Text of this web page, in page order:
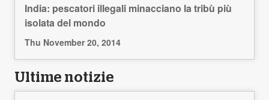
India: pescatori illegali minacciano la tribù più
isolata del mondo
Thu November 20, 2014
Ultime notizie